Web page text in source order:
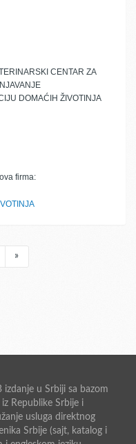
CENTAR ZA
DOMAĆIH ŽIVOTINJA
firma:
»
izdanje u Srbiji sa bazom
Republike Srbije i
usluga direktnog
Srbije (sajt, katalog i